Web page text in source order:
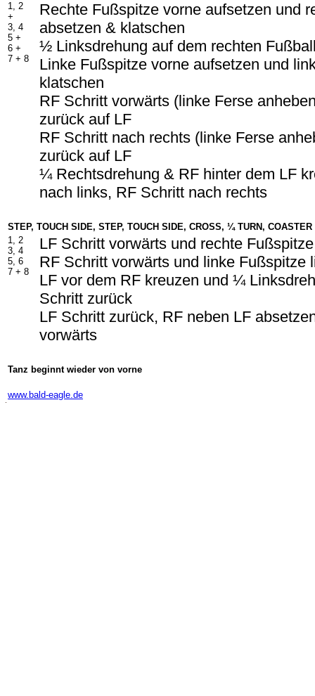
1, 2
+
3, 4
5 +
6 +
7 + 8
Rechte Fußspitze vorne aufsetzen und
absetzen & klatschen
½ Linksdrehung auf dem rechten
Linke Fußspitze vorne aufsetzen und
klatschen
RF Schritt vorwärts (linke Ferse
zurück auf LF
RF Schritt nach rechts (linke Ferse
zurück auf LF
¼ Rechtsdrehung & RF hinter dem LF
nach links, RF Schritt nach rechts
STEP, TOUCH SIDE, STEP, TOUCH SIDE, CROSS, ¼ TURN, COASTER
1, 2
3, 4
5, 6
7 + 8
LF Schritt vorwärts und rechte
RF Schritt vorwärts und linke Fußspitze
LF vor dem RF kreuzen und ¼
Schritt zurück
LF Schritt zurück, RF neben LF
vorwärts
Tanz beginnt wieder von vorne
www.bald-eagle.de